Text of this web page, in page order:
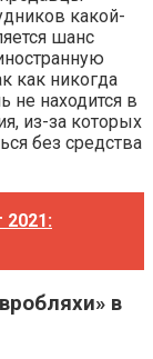
какой-
шанс
как никогда
не находится в
из-за которых
без средства
2021:
в